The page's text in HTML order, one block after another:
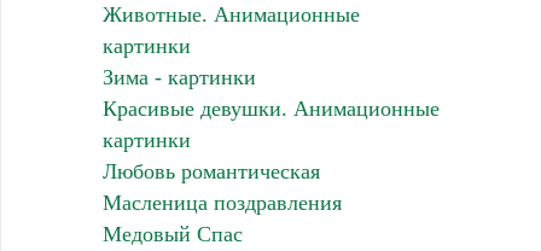
Животные. Анимационные
картинки
Зима - картинки
Красивые девушки. Анимационные
картинки
Любовь романтическая
Масленица поздравления
Медовый Спас